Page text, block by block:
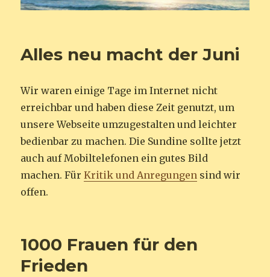
Alles neu macht der Juni
Wir waren einige Tage im Internet nicht
erreichbar und haben diese Zeit genutzt, um
unsere Webseite umzugestalten und leichter
bedienbar zu machen. Die Sundine sollte jetzt
auch auf Mobiltelefonen ein gutes Bild
machen. FürKritik und Anregungen sind wir
offen.
1000 Frauen für den
Frieden